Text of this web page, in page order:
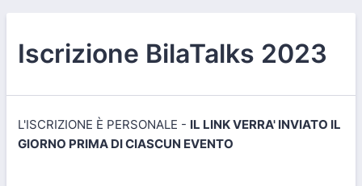
Iscrizione BilaTalks 2023
L'ISCRIZIONE È PERSONALE - IL LINK VERRA' INVIATO IL
GIORNO PRIMA DI CIASCUN EVENTO